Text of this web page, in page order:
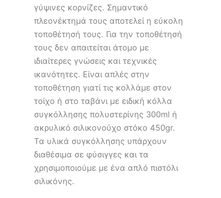
γύψινες κορνίζες. Σημαντικό
πλεονέκτημά τους αποτελεί η εύκολη
τοποθέτησή τους. Για την τοποθέτησή
τους δεν απαιτείται άτομο με
ιδιαίτερες γνώσεις και τεχνικές
ικανότητες. Είναι απλές στην
τοποθέτηση γιατί τις κολλάμε στον
τοίχο ή στο ταβάνι με ειδική κόλλα
συγκόλλησης πολυστερίνης 300ml ή
ακρυλικό σιλικονούχο στόκο 450gr.
Τα υλικά συγκόλλησης υπάρχουν
διαθέσιμα σε φύσιγγες και τα
χρησιμοποιούμε με ένα απλό πιστόλι
σιλικόνης.